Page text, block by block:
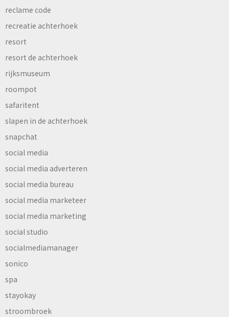
reclame code
recreatie achterhoek
resort
resort de achterhoek
rijksmuseum
roompot
safaritent
slapen in de achterhoek
snapchat
social media
social media adverteren
social media bureau
social media marketeer
social media marketing
social studio
socialmediamanager
sonico
spa
stayokay
stroombroek